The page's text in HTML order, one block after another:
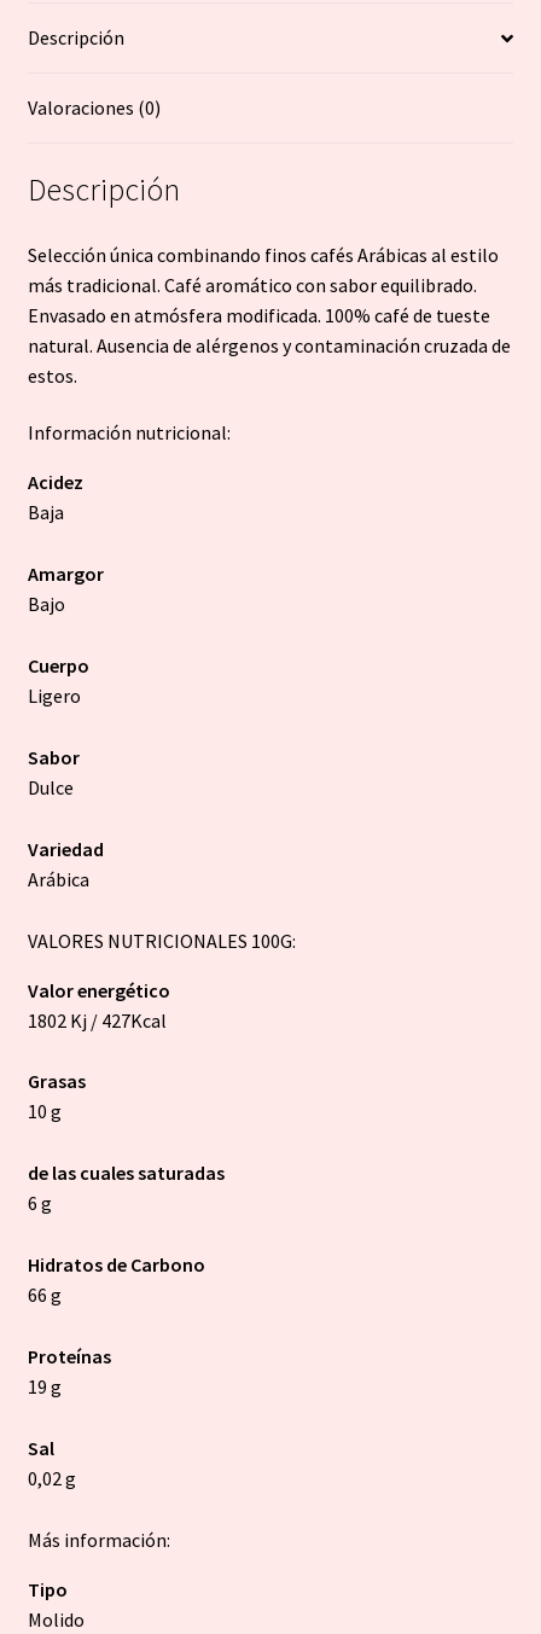
Descripción
Valoraciones (0)
Descripción
Selección única combinando finos cafés Arábicas al estilo
más tradicional. Café aromático con sabor equilibrado.
Envasado en atmósfera modificada. 100% café de tueste
natural. Ausencia de alérgenos y contaminación cruzada de
estos.
Información nutricional:
Acidez
Baja
Amargor
Bajo
Cuerpo
Ligero
Sabor
Dulce
Variedad
Arábica
VALORES NUTRICIONALES 100G:
Valor energético
1802 Kj / 427Kcal
Grasas
10 g
de las cuales saturadas
6 g
Hidratos de Carbono
66 g
Proteínas
19 g
Sal
0,02 g
Más información:
Tipo
Molido